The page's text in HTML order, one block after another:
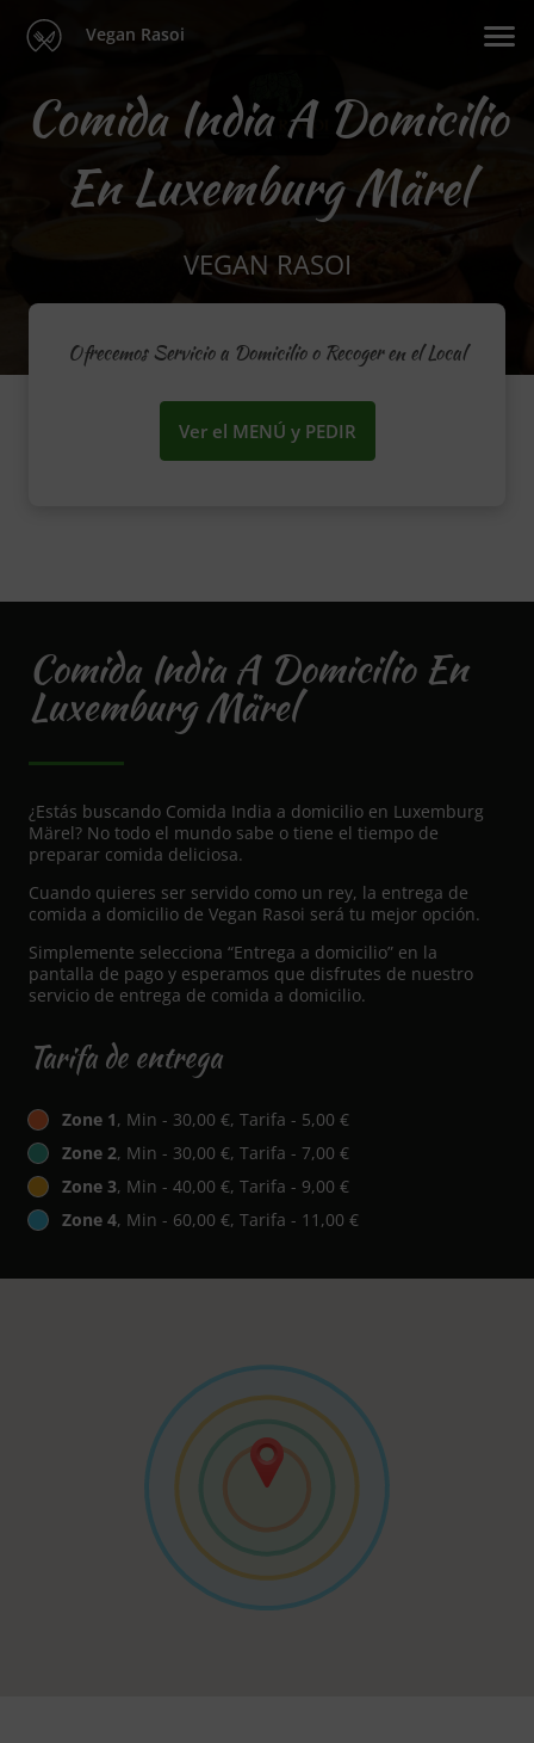
Vegan Rasoi
Comida India A Domicilio
En Luxemburg Märel
VEGAN RASOI
Ofrecemos Servicio a Domicilio o Recoger en el Local
Ver el MENÚ y PEDIR
Comida India A Domicilio En
Luxemburg Märel
¿Estás buscando Comida India a domicilio en Luxemburg
Märel? No todo el mundo sabe o tiene el tiempo de
preparar comida deliciosa.
Cuando quieres ser servido como un rey, la entrega de
comida a domicilio de Vegan Rasoi será tu mejor opción.
Simplemente selecciona “Entrega a domicilio” en la
pantalla de pago y esperamos que disfrutes de nuestro
servicio de entrega de comida a domicilio.
Tarifa de entrega
Zone 1, Min - 30,00 €, Tarifa - 5,00 €
Zone 2, Min - 30,00 €, Tarifa - 7,00 €
Zone 3, Min - 40,00 €, Tarifa - 9,00 €
Zone 4, Min - 60,00 €, Tarifa - 11,00 €